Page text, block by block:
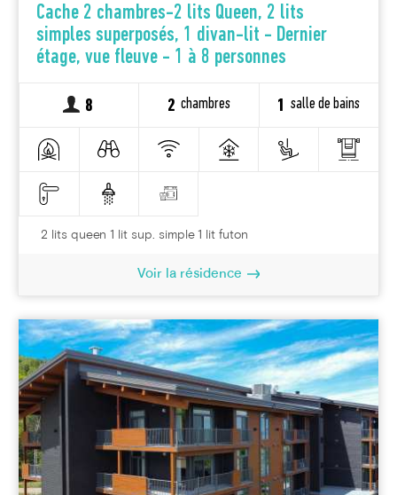
Cache 2 chambres-2 lits Queen, 2 lits
simples superposés, 1 divan-lit - Dernier
étage, vue fleuve - 1 à 8 personnes
8 2 chambres 1 salle de bains
2 lits queen 1 lit sup. simple 1 lit futon
Voir la résidence